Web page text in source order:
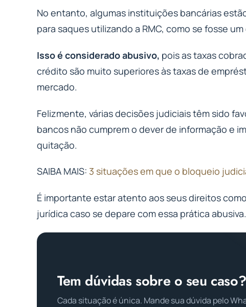
No entanto, algumas instituições bancárias
para saques utilizando a RMC, como se fosse
Isso é considerado abusivo, pois as taxas
crédito são muito superiores às taxas de
mercado.
Felizmente, várias decisões judiciais têm sido
bancos não cumprem o dever de informação e
quitação.
SAIBA MAIS: 3 situações em que o bloqueio
É importante estar atento aos seus direitos
jurídica caso se depare com essa prática
Tem dúvidas sobre o seu caso?
Cada situação é única. Mande sua dúvida pelo